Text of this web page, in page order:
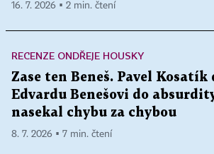
16. 7. 2026 ▪ 2 min. čtení
RECENZE ONDŘEJE HOUSKY
Zase ten Beneš. Pavel Kosatík
Edvardu Benešovi do
nasekal chybu za chybou
8. 7. 2026 ▪ 7 min. čtení